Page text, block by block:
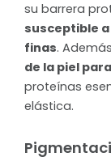
su barrera
susceptible
finas.
de la piel
proteínas
elástica.